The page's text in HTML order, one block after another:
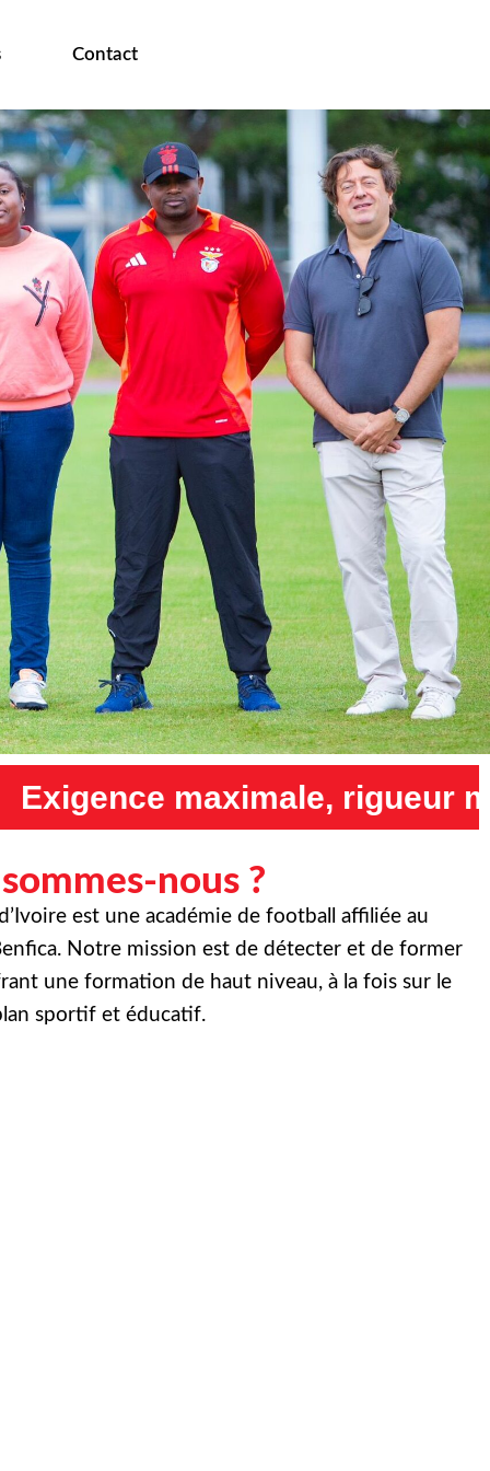
Contact
rigueur maximale et
nous ?
est une académie de football affiliée au
Notre mission est de détecter et de former
une formation de haut niveau, à la fois sur le
sportif et éducatif.